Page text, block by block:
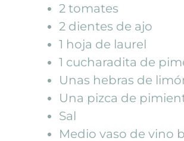
2 tomates
2 dientes de ajo
1 hoja de laurel
1 cucharadita de
Unas hebras de
Una pizca de
Sal
Medio vaso de vino